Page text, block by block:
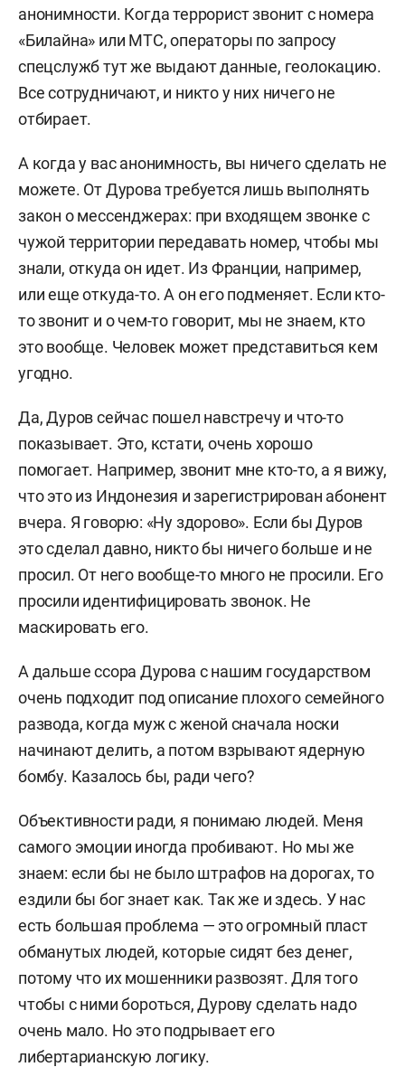
анонимности. Когда террорист звонит с номера
«Билайна» или МТС, операторы по запросу
спецслужб тут же выдают данные, геолокацию.
Все сотрудничают, и никто у них ничего не
отбирает.
А когда у вас анонимность, вы ничего сделать не
можете. От Дурова требуется лишь выполнять
закон о мессенджерах: при входящем звонке с
чужой территории передавать номер, чтобы мы
знали, откуда он идет. Из Франции, например,
или еще откуда-то. А он его подменяет. Если кто-
то звонит и о чем-то говорит, мы не знаем, кто
это вообще. Человек может представиться кем
угодно.
Да, Дуров сейчас пошел навстречу и что-то
показывает. Это, кстати, очень хорошо
помогает. Например, звонит мне кто-то, а я вижу,
что это из Индонезия и зарегистрирован абонент
вчера. Я говорю: «Ну здорово». Если бы Дуров
это сделал давно, никто бы ничего больше и не
просил. От него вообще-то много не просили. Его
просили идентифицировать звонок. Не
маскировать его.
А дальше ссора Дурова с нашим государством
очень подходит под описание плохого семейного
развода, когда муж с женой сначала носки
начинают делить, а потом взрывают ядерную
бомбу. Казалось бы, ради чего?
Объективности ради, я понимаю людей. Меня
самого эмоции иногда пробивают. Но мы же
знаем: если бы не было штрафов на дорогах, то
ездили бы бог знает как. Так же и здесь. У нас
есть большая проблема — это огромный пласт
обманутых людей, которые сидят без денег,
потому что их мошенники развозят. Для того
чтобы с ними бороться, Дурову сделать надо
очень мало. Но это подрывает его
либертарианскую логику.